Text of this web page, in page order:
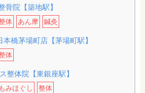
骨院【築地駅】
体 あん摩 鍼灸
橋茅場町店【茅場町駅】
体
整体院【東銀座駅】
もみほぐし 整体